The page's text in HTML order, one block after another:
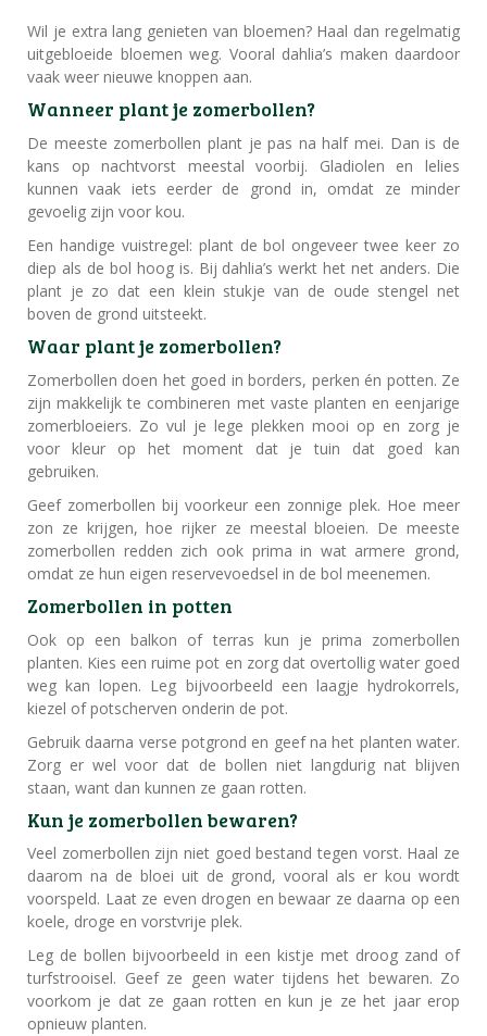
Wil je extra lang genieten van bloemen? Haal dan regelmatig
uitgebloeide bloemen weg. Vooral dahlia’s maken daardoor
vaak weer nieuwe knoppen aan.
Wanneer plant je zomerbollen?
De meeste zomerbollen plant je pas na half mei. Dan is de
kans op nachtvorst meestal voorbij. Gladiolen en lelies
kunnen vaak iets eerder de grond in, omdat ze minder
gevoelig zijn voor kou.
Een handige vuistregel: plant de bol ongeveer twee keer zo
diep als de bol hoog is. Bij dahlia’s werkt het net anders. Die
plant je zo dat een klein stukje van de oude stengel net
boven de grond uitsteekt.
Waar plant je zomerbollen?
Zomerbollen doen het goed in borders, perken én potten. Ze
zijn makkelijk te combineren met vaste planten en eenjarige
zomerbloeiers. Zo vul je lege plekken mooi op en zorg je
voor kleur op het moment dat je tuin dat goed kan
gebruiken.
Geef zomerbollen bij voorkeur een zonnige plek. Hoe meer
zon ze krijgen, hoe rijker ze meestal bloeien. De meeste
zomerbollen redden zich ook prima in wat armere grond,
omdat ze hun eigen reservevoedsel in de bol meenemen.
Zomerbollen in potten
Ook op een balkon of terras kun je prima zomerbollen
planten. Kies een ruime pot en zorg dat overtollig water goed
weg kan lopen. Leg bijvoorbeeld een laagje hydrokorrels,
kiezel of potscherven onderin de pot.
Gebruik daarna verse potgrond en geef na het planten water.
Zorg er wel voor dat de bollen niet langdurig nat blijven
staan, want dan kunnen ze gaan rotten.
Kun je zomerbollen bewaren?
Veel zomerbollen zijn niet goed bestand tegen vorst. Haal ze
daarom na de bloei uit de grond, vooral als er kou wordt
voorspeld. Laat ze even drogen en bewaar ze daarna op een
koele, droge en vorstvrije plek.
Leg de bollen bijvoorbeeld in een kistje met droog zand of
turfstrooisel. Geef ze geen water tijdens het bewaren. Zo
voorkom je dat ze gaan rotten en kun je ze het jaar erop
opnieuw planten.